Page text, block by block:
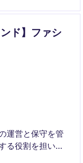
ド】ファシ
運営と保守を管
る役割を担いま